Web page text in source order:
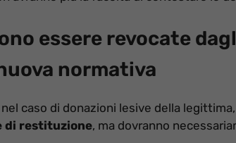
essere revocate
normativa
caso di donazioni lesive della legittima,
di restituzione, ma dovranno